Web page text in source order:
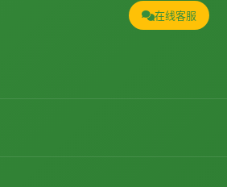
在线客服